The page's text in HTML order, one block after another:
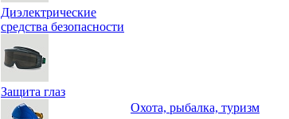
Диэлектрические
средства безопасности
Защита глаз
Охота, рыбалка, туризм